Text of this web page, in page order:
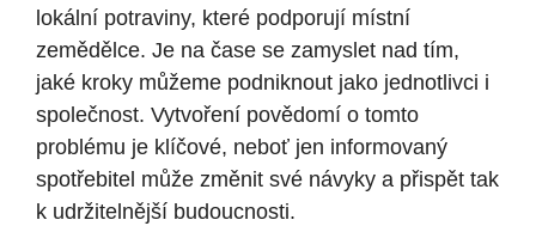
lokální​ potraviny, které podporují místní
zemědělce. ​Je na čase ⁣se ⁤zamyslet nad tím,
jaké kroky můžeme‌ podniknout jako jednotlivci i
společnost.‍ Vytvoření povědomí⁤ o tomto
⁣problému je klíčové, neboť jen ⁣informovaný
spotřebitel ⁢může změnit‍ své návyky a přispět tak
⁣k udržitelnější budoucnosti.